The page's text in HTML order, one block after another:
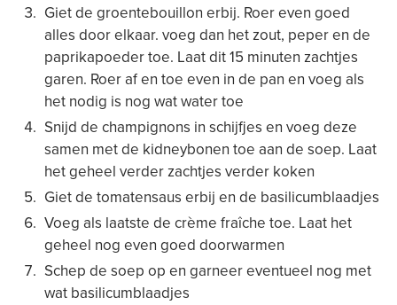
Giet de groentebouillon erbij. Roer even goed
alles door elkaar. voeg dan het zout, peper en de
paprikapoeder toe. Laat dit 15 minuten zachtjes
garen. Roer af en toe even in de pan en voeg als
het nodig is nog wat water toe
Snijd de champignons in schijfjes en voeg deze
samen met de kidneybonen toe aan de soep. Laat
het geheel verder zachtjes verder koken
Giet de tomatensaus erbij en de basilicumblaadjes
Voeg als laatste de crème fraîche toe. Laat het
geheel nog even goed doorwarmen
Schep de soep op en garneer eventueel nog met
wat basilicumblaadjes